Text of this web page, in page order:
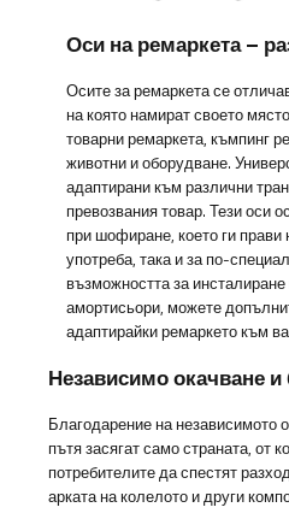
Оси на ремаркета –
Осите за ремаркета се
на която намират своето
товарни ремаркета, къмпинг
животни и оборудване.
адаптирани към различни
превозвания товар. Тези оси
при шофиране, което ги
употреба, така и за по-
възможността за
амортисьори, можете
адаптирайки ремаркето към
Независимо окачване
Благодарение на независимото
пътя засягат само страната, от
потребителите да спестят
арката на колелото и други